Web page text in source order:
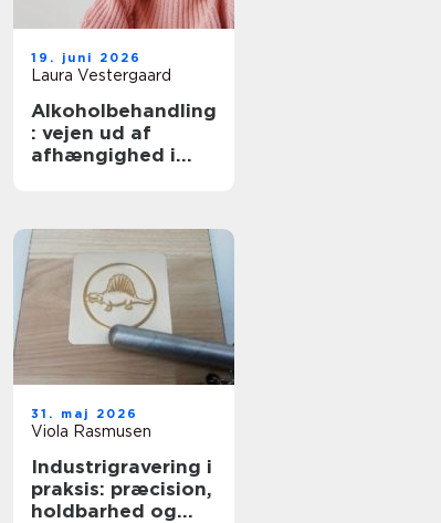
19. juni 2026
Laura Vestergaard
Alkoholbehandling
: vejen ud af
afhængighed i
31. maj 2026
Viola Rasmusen
Industrigravering i
praksis: præcision,
holdbarhed og